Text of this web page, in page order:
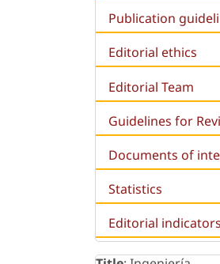
Publication
Editorial ethics
Editorial Team
Guidelines for
Documents of
Statistics
Editorial